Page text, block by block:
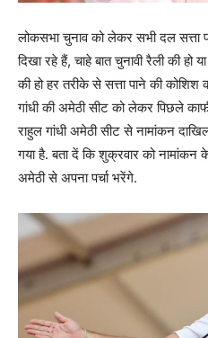
लोकसभा चुनाव को लेकर सभी दल सत्ता
दिखा रहे हैं, चाहे बात चुनावी रैली की
की हो हर तरीके से सत्ता पाने की कोशिश
गांधी की अमेठी सीट को लेकर पिछले
राहुल गांधी अमेठी सीट से नामांकन
गया है. बता दें कि शुक्रवार को नामांकन
अमेठी से अपना पर्चा भरेंगे.